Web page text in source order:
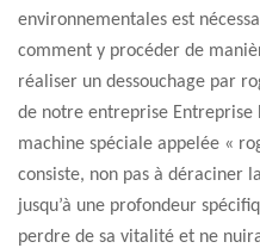
environnementales est
comment y procéder de
réaliser un dessouchage par
de notre entreprise Entreprise
machine spéciale appelée «
consiste, non pas à déraciner
jusqu’à une profondeur
perdre de sa vitalité et ne